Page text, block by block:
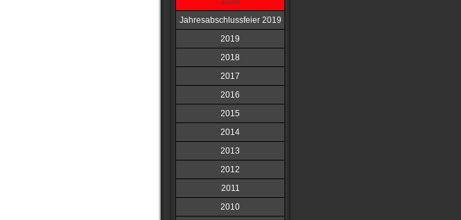
Jahresabschlussfeier 2019
2019
2018
2017
2016
2015
2014
2013
2012
2011
2010